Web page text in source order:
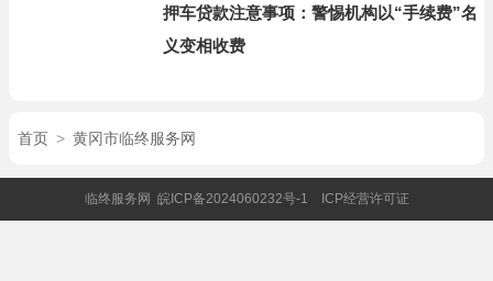
押车贷款注意事项：警惕机构以“手续费”名
义变相收费
首页 > 黄冈市临终服务网
临终服务网 皖ICP备2024060232号-1 ICP经营许可证